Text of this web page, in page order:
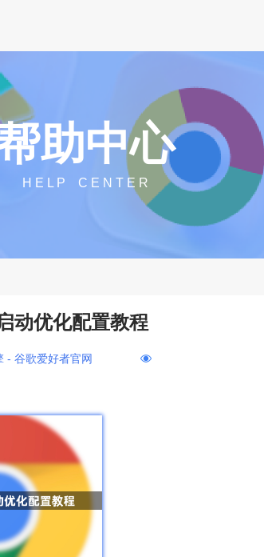
助中心
H E L P C E N T E R
动优化配置教程
- 谷歌爱好者官网